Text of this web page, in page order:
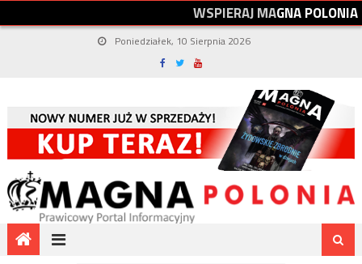
WSPIERAJMAGNAPOLONIA
Poniedziałek, 10 Sierpnia 2026